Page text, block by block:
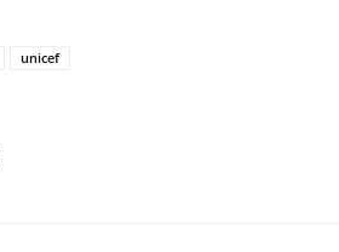
unicef